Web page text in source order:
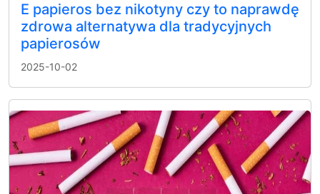
E papieros bez nikotyny czy to naprawdę
zdrowa alternatywa dla tradycyjnych
papierosów
2025-10-02